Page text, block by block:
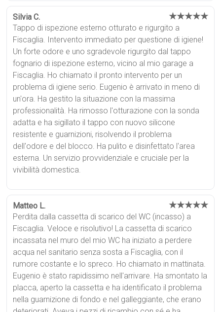
Silvia C. ★★★★★
Tappo di ispezione esterno otturato e rigurgito a
Fiscaglia. Intervento immediato per questione di igiene!
Un forte odore e uno sgradevole rigurgito dal tappo
fognario di ispezione esterno, vicino al mio garage a
Fiscaglia. Ho chiamato il pronto intervento per un
problema di igiene serio. Eugenio è arrivato in meno di
un'ora. Ha gestito la situazione con la massima
professionalità. Ha rimosso l'otturazione con la sonda
adatta e ha sigillato il tappo con nuovo silicone
resistente e guarnizioni, risolvendo il problema
dell'odore e del blocco. Ha pulito e disinfettato l'area
esterna. Un servizio provvidenziale e cruciale per la
vivibilità domestica.
Matteo L. ★★★★★
Perdita dalla cassetta di scarico del WC (incasso) a
Fiscaglia. Veloce e risolutivo! La cassetta di scarico
incassata nel muro del mio WC ha iniziato a perdere
acqua nel sanitario senza sosta a Fiscaglia, con il
rumore costante e lo spreco. Ho chiamato in mattinata.
Eugenio è stato rapidissimo nell'arrivare. Ha smontato la
placca, aperto la cassetta e ha identificato il problema
nella guarnizione di fondo e nel galleggiante, che erano